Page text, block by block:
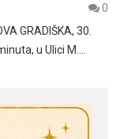
0
GRADIŠKA, 30.
u Ulici M.…